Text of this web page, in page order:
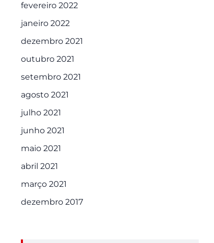
fevereiro 2022
janeiro 2022
dezembro 2021
outubro 2021
setembro 2021
agosto 2021
julho 2021
junho 2021
maio 2021
abril 2021
março 2021
dezembro 2017